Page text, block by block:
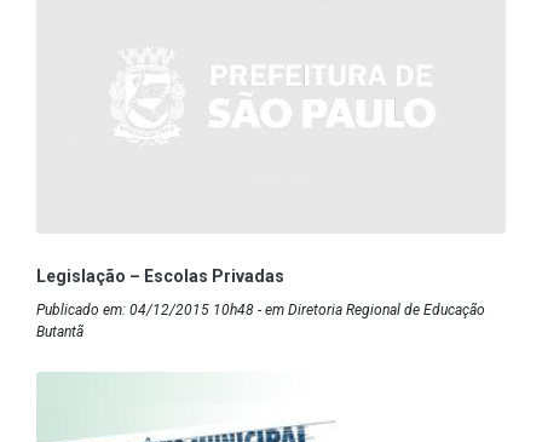
Legislação – Escolas Privadas
Publicado em: 04/12/2015 10h48 - em Diretoria Regional de Educação
Butantã